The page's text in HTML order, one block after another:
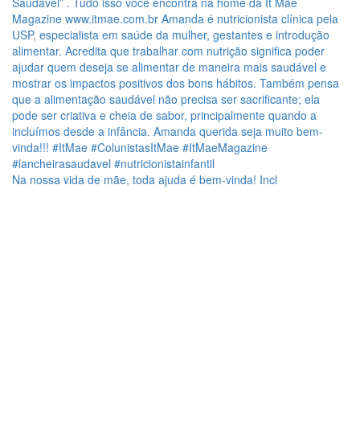
Na nossa vida de mãe, toda ajuda é bem-vinda! Incl